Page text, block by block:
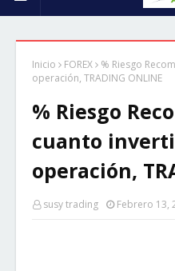
Inicio FOREX
% Riesgo
operación, TRADING ONLINE
% Riesgo
cuanto
operación,
susy trading Febrero 13,